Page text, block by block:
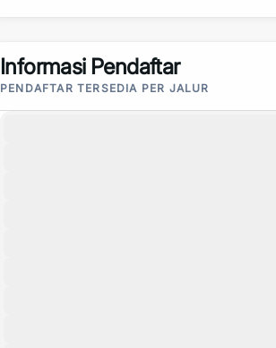
Informasi Pendaftar
PENDAFTAR TERSEDIA PER JALUR